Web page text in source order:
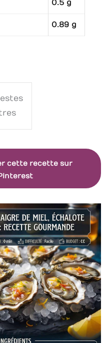
0.5 g
0.89 g
cette recette sur